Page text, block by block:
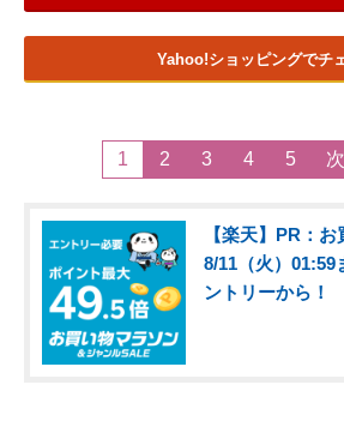
Yahoo!ショッピングでチ
1 2 3 4 5
【楽天】PR：
8/11（火）
ントリーから！